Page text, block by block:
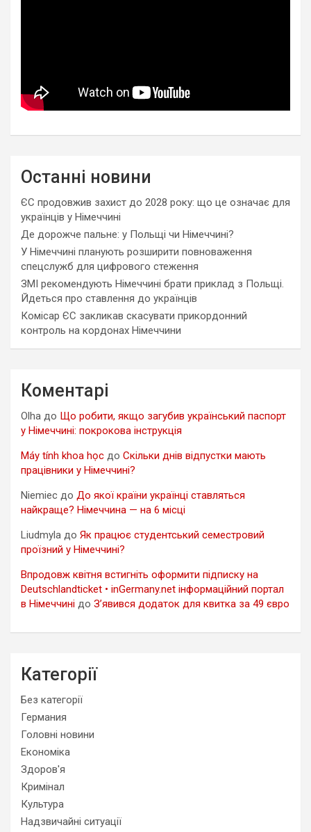
Останні новини
ЄС продовжив захист до 2028 року: що це означає для
українців у Німеччині
Де дорожче пальне: у Польщі чи Німеччині?
У Німеччині планують розширити повноваження
спецслужб для цифрового стеження
ЗМІ рекомендують Німеччині брати приклад з Польщі.
Йдеться про ставлення до українців
Комісар ЄС закликав скасувати прикордонний
контроль на кордонах Німеччини
Коментарі
Olha до Що робити, якщо загубив український паспорт
у Німеччині: покрокова інструкція
Máy tính khoa học до Скільки днів відпустки мають
працівники у Німеччині?
Niemiec до До якої країни українці ставляться
найкраще? Німеччина — на 6 місці
Liudmyla до Як працює студентський семестровий
проїзний у Німеччині?
Впродовж квітня встигніть оформити підписку на
Deutschlandticket • inGermany.net інформаційний портал
в Німеччині до З’явився додаток для квитка за 49 євро
Категорії
Без категорії
Германия
Головні новини
Економіка
Здоров'я
Кримінал
Культура
Надзвичайні ситуації